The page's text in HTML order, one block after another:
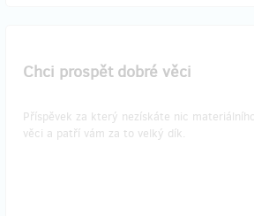
Chci prospět dobré věci
Příspěvek za který nezískáte nic
věci a patří vám za to velký dík.